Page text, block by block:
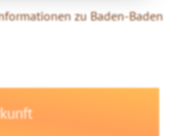
zu Baden-Baden